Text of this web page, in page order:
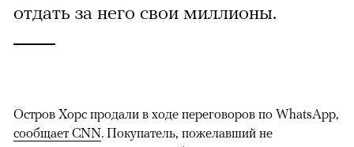
отдать за него свои миллионы.
Остров Хорс продали в ходе переговоров по WhatsApp,
сообщает CNN. Покупатель, пожелавший не